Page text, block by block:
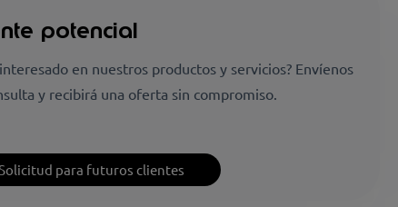
potencial
interesado en nuestros productos y servicios? Envíenos
y recibirá una oferta sin compromiso.
para futuros clientes